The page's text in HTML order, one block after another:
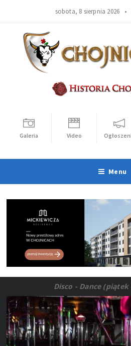
sobota, 8 sierpnia 2026 •
Galeria Video
Menu
Disco - Dance (piątek